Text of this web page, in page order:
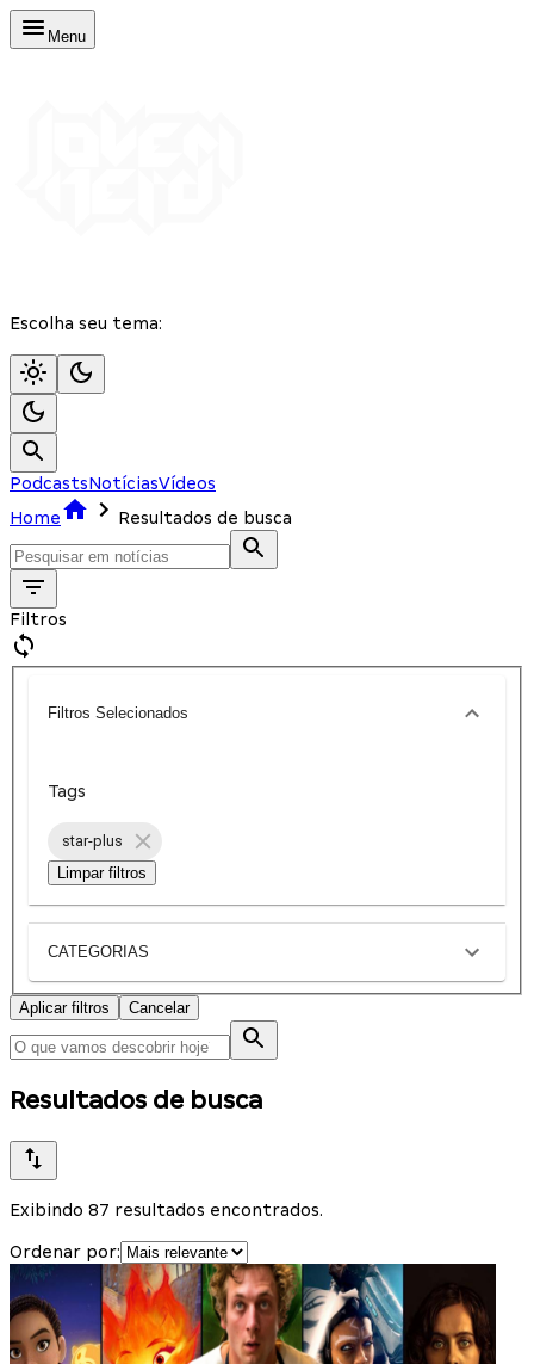
Menu
Escolha seu tema:
PodcastsNotíciasVídeos
Home
Resultados de busca
Filtros
Filtros Selecionados
Tags
star-plus
Limpar filtros
CATEGORIAS
Aplicar filtros Cancelar
Resultados de busca
Exibindo 87 resultados encontrados.
Ordenar por: